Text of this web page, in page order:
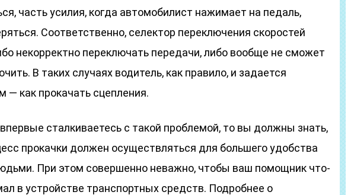
часть усилия, когда автомобилист нажимает на педаль,
Соответственно, селектор переключения скоростей
некорректно переключать передачи, либо вообще не сможет
В таких случаях водитель, как правило, и задается
— как прокачать сцепления.
сталкиваетесь с такой проблемой, то вы должны знать,
прокачки должен осуществляться для большего удобства
При этом совершенно неважно, чтобы ваш помощник что-
в устройстве транспортных средств. Подробнее о